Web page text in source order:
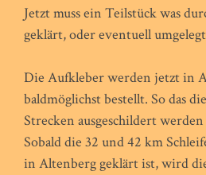
Jetzt muss ein Teilstück was
geklärt, oder eventuell
Die Aufkleber werden jetzt in
baldmöglichst bestellt. So das
Strecken ausgeschildert
Sobald die 32 und 42 km
in Altenberg geklärt ist, wird